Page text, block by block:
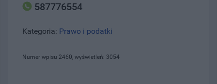
587776554
Kategoria: Prawo i podatki
Numer wpisu 2460, wyświetleń: 3054